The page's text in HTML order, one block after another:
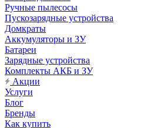
Ручные пылесосы
Пускозарядные устройства
Домкраты
Аккумуляторы и ЗУ
Батареи
Зарядные устройства
Комплекты АКБ и ЗУ
Акции
Услуги
Блог
Бренды
Как купить